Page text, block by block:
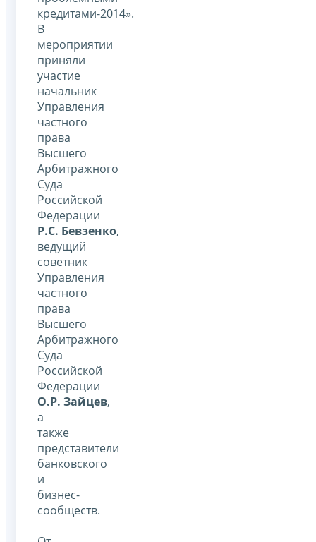
кредитами-2014».
В
мероприятии
приняли
участие
начальник
Управления
частного
права
Высшего
Арбитражного
Суда
Российской
Федерации
Р.С. Бевзенко,
ведущий
советник
Управления
частного
права
Высшего
Арбитражного
Суда
Российской
Федерации
О.Р. Зайцев,
а
также
представители
банковского
и
бизнес-
сообществ.